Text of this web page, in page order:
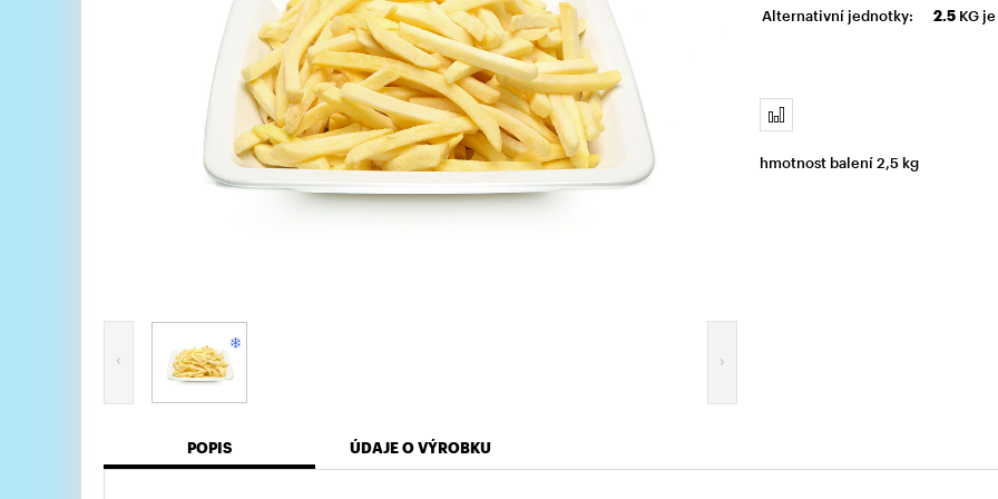
Alternativní jednotky:
2.5 KG je
hmotnost balení 2,5 kg
POPIS ÚDAJE O VÝROBKU